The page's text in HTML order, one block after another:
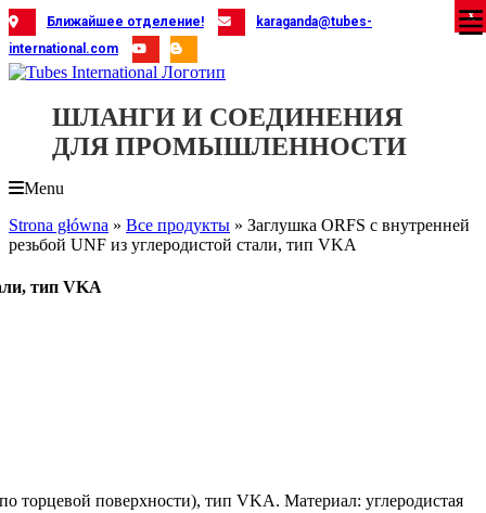
Skip
to
content
Ближайшее отделение!
karaganda@tubes-
international.com
ШЛАНГИ И СОЕДИНЕНИЯ
ДЛЯ ПРОМЫШЛЕННОСТИ
Menu
Strona główna » Все продукты » Заглушка ORFS с внутренней
резьбой UNF из углеродистой стали, тип VKA
тип VKA
торцевой поверхности), тип VKA. Материал: углеродистая
X
X
X
X
X
X
X
X
X
X
X
X
X
X
X
X
X
X
X